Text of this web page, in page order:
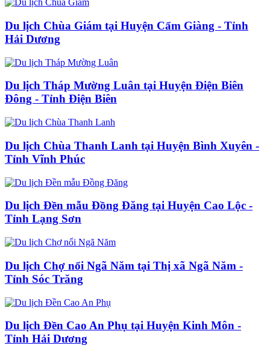
Du lịch Chùa Giám tại Huyện Cẩm Giàng - Tỉnh
Hải Dương
Du lịch Tháp Mường Luân tại Huyện Điện Biên
Đông - Tỉnh Điện Biên
Du lịch Chùa Thanh Lanh tại Huyện Bình Xuyên -
Tỉnh Vĩnh Phúc
Du lịch Đền mẫu Đồng Đăng tại Huyện Cao Lộc -
Tỉnh Lạng Sơn
Du lịch Chợ nổi Ngã Năm tại Thị xã Ngã Năm -
Tỉnh Sóc Trăng
Du lịch Đền Cao An Phụ tại Huyện Kinh Môn -
Tỉnh Hải Dương